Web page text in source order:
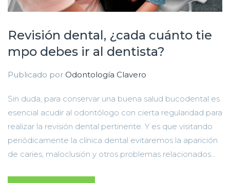
Revisión dental, ¿cada cuánto tie
mpo debes ir al dentista?
Publicado por Odontología Clavero
Sin duda, para conservar una buena salud bucodental es
esencial acudir al odontólogo con cierta regularidad para
realizar la revisión dental pertinente. Y es que visitando
periódicamente la clínica dental evitaremos la aparición
de caries, maloclusión y otros problemas relacionados...